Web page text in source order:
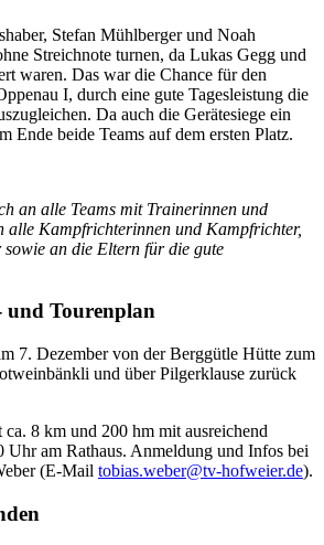
Stefan Mühlberger und Noah
Streichnote turnen, da Lukas Gegg und
waren. Das war die Chance für den
I, durch eine gute Tagesleistung die
Da auch die Gerätesiege ein
Ende beide Teams auf dem ersten Platz.
an alle Teams mit Trainerinnen und
alle Kampfrichterinnen und Kampfrichter,
an die Eltern für die gute
und Tourenplan
7. Dezember von der Berggütle Hütte zum
und über Pilgerklause zurück
8 km und 200 hm mit ausreichend
Uhr am Rathaus. Anmeldung und Infos bei
(E-Mail tobias.weber@tv-hofweier.de).